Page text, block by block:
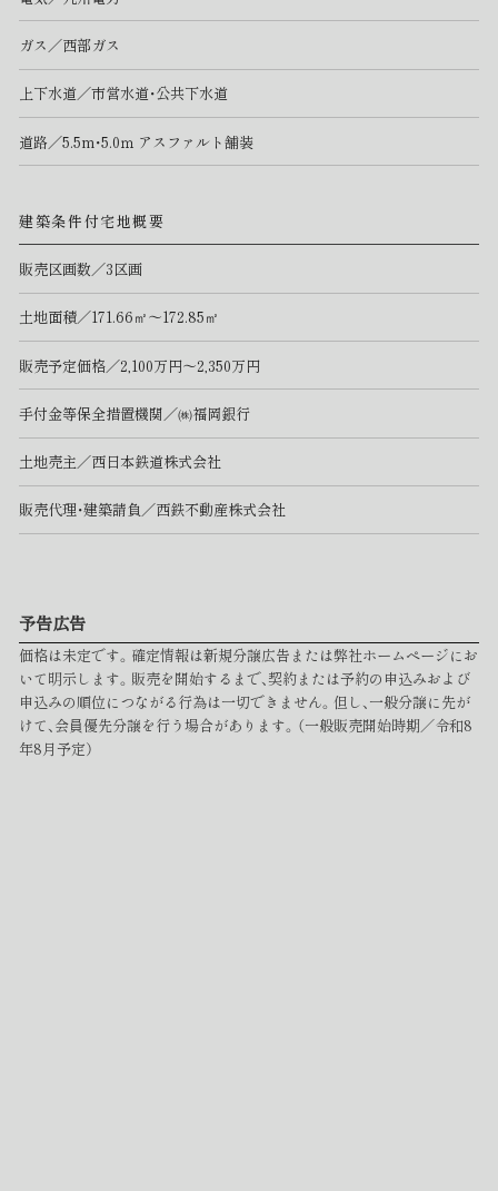
ガス／西部ガス
上下水道／市営水道・公共下水道
道路／5.5m・5.0ｍ アスファルト舗装
建築条件付宅地概要
販売区画数／3区画
土地面積／171.66㎡～172.85㎡
販売予定価格／2,100万円～2,350万円
手付金等保全措置機関／㈱福岡銀行
土地売主／西日本鉄道株式会社
販売代理・建築請負／西鉄不動産株式会社
予告広告
価格は未定です。確定情報は新規分譲広告または弊社ホームページにお
いて明示します。販売を開始するまで、契約または予約の申込みおよび
申込みの順位につながる行為は一切できません。但し、一般分譲に先が
けて、会員優先分譲を行う場合があります。（一般販売開始時期／令和8
年8月予定）